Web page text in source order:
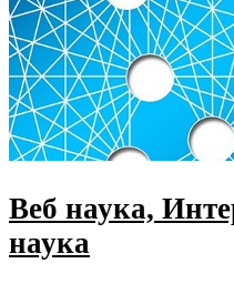
Веб наука,
наука